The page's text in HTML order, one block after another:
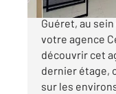
Idéalement
Guéret, au
votre agence
découvrir cet
dernier étage,
sur les